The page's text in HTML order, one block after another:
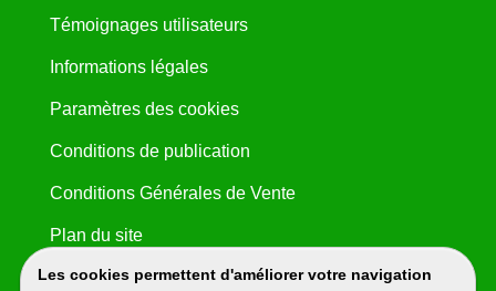
Les cookies permettent d'améliorer votre navigation
Témoignages utilisateurs
Informations légales
Paramètres des cookies
Conditions de publication
Conditions Générales de Vente
Plan du site